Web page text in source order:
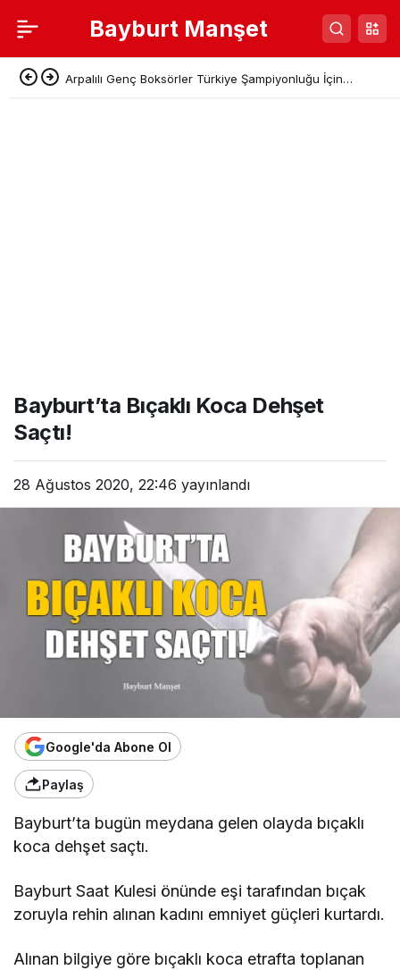
Bayburt Manşet
Arpalılı Genç Boksörler Türkiye Şampiyonluğu İçin
Bayburt’ta Bıçaklı Koca Dehşet
Saçtı!
28 Ağustos 2020, 22:46 yayınlandı
Google'da Abone Ol
Paylaş
Bayburt’ta bugün meydana gelen olayda bıçaklı
koca dehşet saçtı.
Bayburt Saat Kulesi önünde eşi tarafından bıçak
zoruyla rehin alınan kadını emniyet güçleri kurtardı.
Alınan bilgiye göre bıçaklı koca etrafta toplanan